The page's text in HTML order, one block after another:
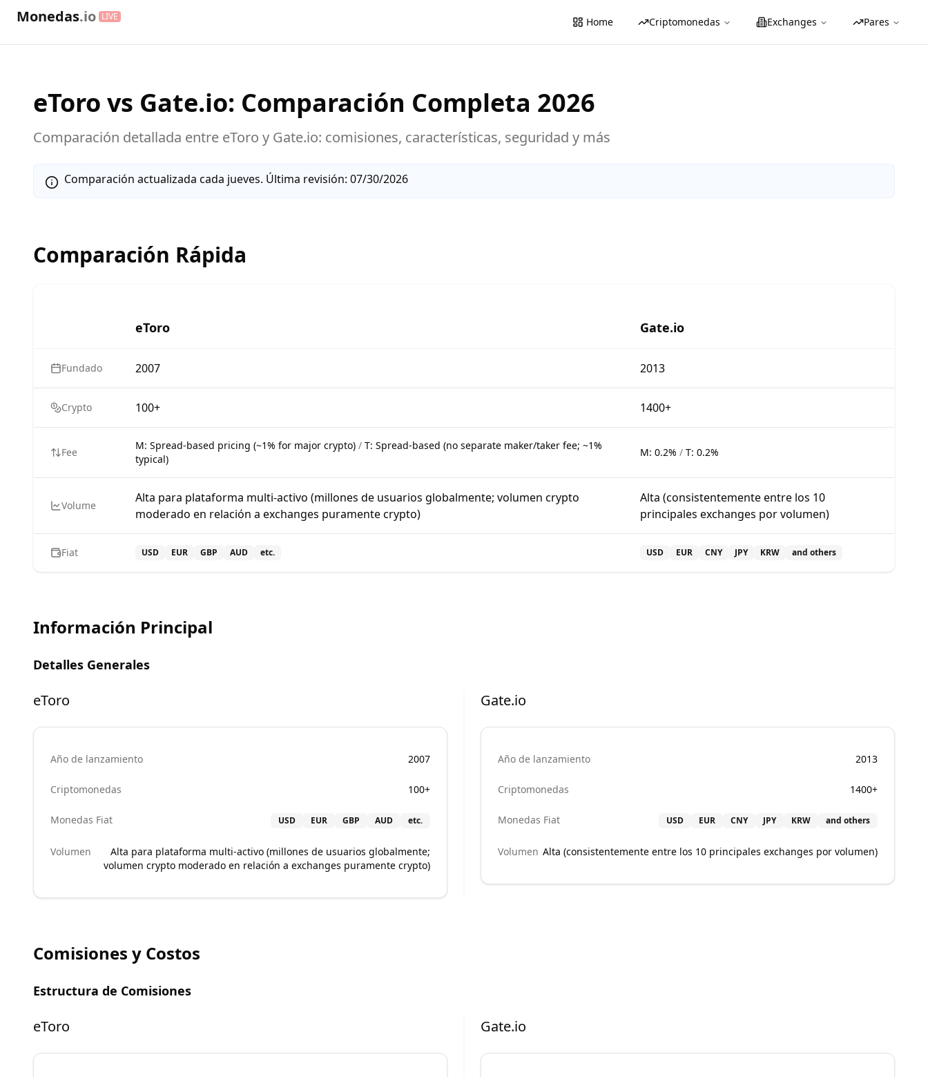
Monedas.io LIVE Home Criptomonedas Exchanges Pares
eToro vs Gate.io: Comparación Completa 2026
Comparación detallada entre eToro y Gate.io: comisiones, características, seguridad y más
Comparación actualizada cada jueves. Última revisión: 07/30/2026
Comparación Rápida
eToro Gate.io
Fundado 2007 2013
Crypto 100+ 1400+
Fee
M: Spread-based pricing (~1% for major crypto) / T: Spread-based (no separate maker/taker fee; ~1%
typical)
M: 0.2% / T: 0.2%
Volume
Alta para plataforma multi-activo (millones de usuarios globalmente; volumen crypto
moderado en relación a exchanges puramente crypto)
Alta (consistentemente entre los 10
principales exchanges por volumen)
Fiat USD EUR GBP AUD etc. USD EUR CNY JPY KRW and others
Información Principal
Detalles Generales
eToro
Año de lanzamiento 2007
Criptomonedas 100+
Monedas Fiat USD EUR GBP AUD etc.
Volumen
Alta para plataforma multi-activo (millones de usuarios globalmente;
volumen crypto moderado en relación a exchanges puramente crypto)
Gate.io
Año de lanzamiento 2013
Criptomonedas 1400+
Monedas Fiat USD EUR CNY JPY KRW and others
Volumen Alta (consistentemente entre los 10 principales exchanges por volumen)
Comisiones y Costos
Estructura de Comisiones
eToro Gate.io